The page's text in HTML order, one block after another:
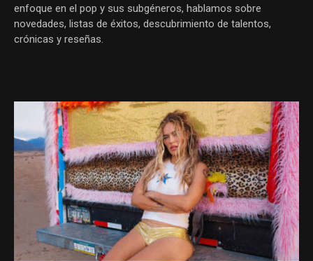
enfoque en el pop y sus subgéneros, hablamos sobre
novedades, listas de éxitos, descubrimiento de talentos,
crónicas y reseñas.